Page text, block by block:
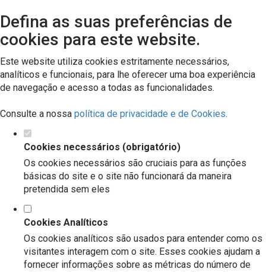
Defina as suas preferências de
cookies para este website.
Este website utiliza cookies estritamente necessários,
analíticos e funcionais, para lhe oferecer uma boa experiência
de navegação e acesso a todas as funcionalidades.
Consulte a nossa política de privacidade e de Cookies.
Cookies necessários (obrigatório)
Os cookies necessários são cruciais para as funções
básicas do site e o site não funcionará da maneira
pretendida sem eles
Cookies Analíticos
Os cookies analíticos são usados para entender como os
visitantes interagem com o site. Esses cookies ajudam a
fornecer informações sobre as métricas do número de